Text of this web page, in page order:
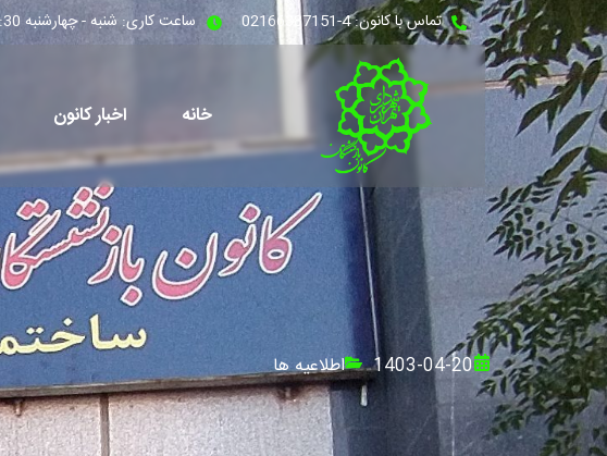
تماس با کانون: 4-02166387151 ساعت کاری: شنبه - چهارشنبه 08:30 - 13:30
خانه اخبار کانون
1403-04-20 اطلاعیه ها